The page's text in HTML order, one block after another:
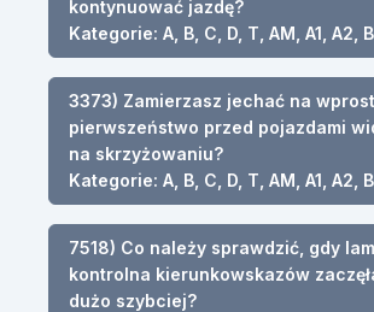
kontynuować jazdę?
Kategorie: A, B, C, D, T, AM, A1, A2,
3373) Zamierzasz jechać na
pierwszeństwo przed pojazdami
na skrzyżowaniu?
Kategorie: A, B, C, D, T, AM, A1, A2,
7518) Co należy sprawdzić, gdy
kontrolna kierunkowskazów
dużo szybciej?